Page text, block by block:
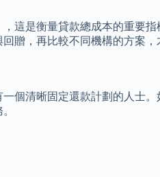
這是衡量貸款總成本的重要
贈，再比較不同機構的方案，
個清晰固定還款計劃的人士